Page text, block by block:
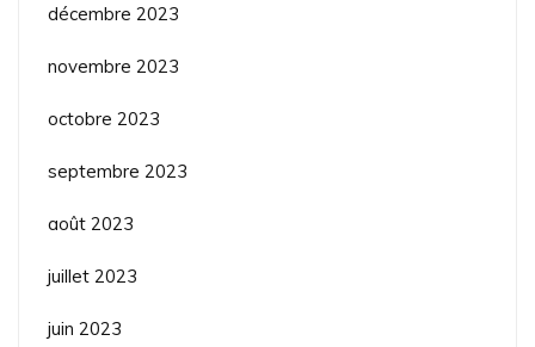
décembre 2023
novembre 2023
octobre 2023
septembre 2023
août 2023
juillet 2023
juin 2023